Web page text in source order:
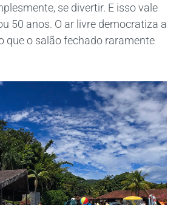
se divertir. E isso vale
50 anos. O ar livre democratiza a
que o salão fechado raramente